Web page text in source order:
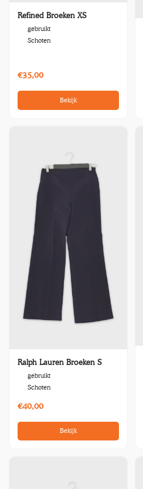
Refined Broeken XS
gebruikt
Schoten
€35,00
Bekijk
Ralph Lauren Broeken S
gebruikt
Schoten
€40,00
Bekijk